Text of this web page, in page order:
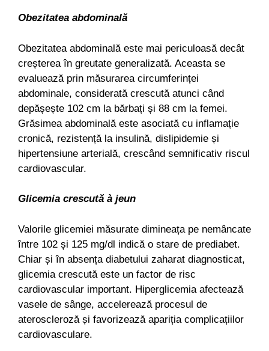
Obezitatea abdominală
Obezitatea abdominală este mai periculoasă decât
creșterea în greutate generalizată. Aceasta se
evaluează prin măsurarea circumferinței
abdominale, considerată crescută atunci când
depășește 102 cm la bărbați și 88 cm la femei.
Grăsimea abdominală este asociată cu inflamație
cronică, rezistență la insulină, dislipidemie și
hipertensiune arterială, crescând semnificativ riscul
cardiovascular.
Glicemia crescută à jeun
Valorile glicemiei măsurate dimineața pe nemâncate
între 102 și 125 mg/dl indică o stare de prediabet.
Chiar și în absența diabetului zaharat diagnosticat,
glicemia crescută este un factor de risc
cardiovascular important. Hiperglicemia afectează
vasele de sânge, accelerează procesul de
ateroscleroză și favorizează apariția complicațiilor
cardiovasculare.